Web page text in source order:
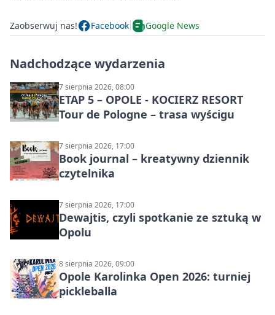
Zaobserwuj nas! Facebook Google News
Nadchodzące wydarzenia
7 sierpnia 2026, 08:00
ETAP 5 – OPOLE - KOCIERZ RESORT
Tour de Pologne – trasa wyścigu
7 sierpnia 2026, 17:00
Book journal – kreatywny dziennik
czytelnika
7 sierpnia 2026, 17:00
Dewajtis, czyli spotkanie ze sztuką w
Opolu
8 sierpnia 2026, 09:00
Opole Karolinka Open 2026: turniej
pickleballa